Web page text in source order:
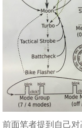
前面笔者提到自己